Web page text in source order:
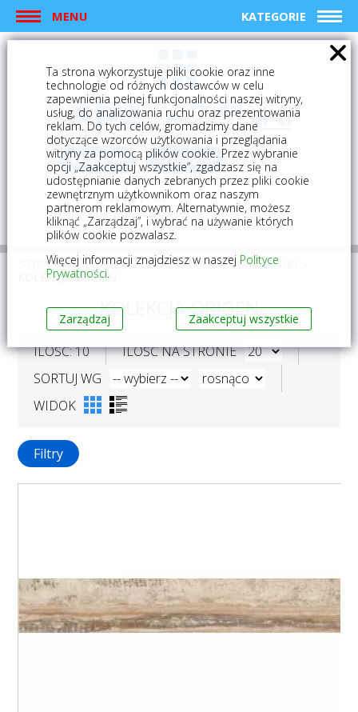
MENU KATEGORIE
logowanie rejestracja
Mój koszyk (0)
STRONA GŁÓWNA PŁYTKI
PŁYTKI DO ŁAZIENKI
KOLEKCJA ORIGEN
KOLEKCJA ORIGEN
ILOŚĆ: 10
ILOŚĆ NA STRONIE
SORTUJ WG
WIDOK
Filtry
Ta strona wykorzystuje pliki cookie oraz inne
technologie od różnych dostawców w celu
zapewnienia pełnej funkcjonalności naszej witryny,
usług, do analizowania ruchu oraz prezentowania
reklam. Do tych celów, gromadzimy dane
dotyczące wzorców użytkowania i przeglądania
witryny za pomocą plików cookie. Przez wybranie
opcji „Zaakceptuj wszystkie”, zgadzasz się na
udostępnianie danych zebranych przez pliki cookie
zewnętrznym użytkownikom oraz naszym
partnerom reklamowym. Alternatywnie, możesz
kliknąć „Zarządzaj”, i wybrać na używanie których
plików cookie pozwalasz.
Więcej informacji znajdziesz w naszej Polityce
Prywatności.
Zarządzaj Zaakceptuj wszystkie